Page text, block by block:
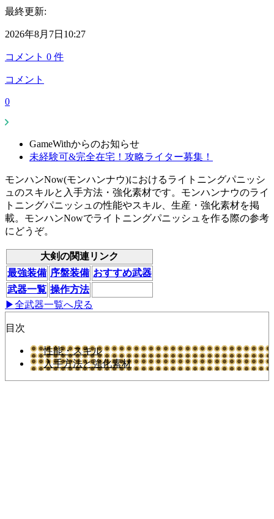
最終更新:
2026年8月7日10:27
コメント 0 件
コメント
0
GameWithからのお知らせ
未経験可&完全在宅！攻略ライター募集！
モンハンNow(モンハンナウ)におけるライトニングパニッシ
ュのスキルと入手方法・強化素材です。モンハンナウのライ
トニングパニッシュの性能やスキル、生産・強化素材を掲
載。モンハンNowでライトニングパニッシュを作る際の参考
にどうぞ。
大剣の関連リンク
最強装備 序盤装備 おすすめ武器
武器一覧 操作方法
▶全武器一覧へ戻る
目次
性能・スキル
入手方法と強化素材